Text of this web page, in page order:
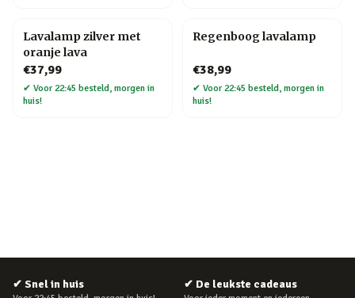
Lavalamp zilver met
oranje lava
€37,99
✔ Voor 22:45 besteld, morgen in
huis!
Regenboog lavalamp
€38,99
✔ Voor 22:45 besteld, morgen in
huis!
✔ Snel in huis ✔ De leukste cadeaus